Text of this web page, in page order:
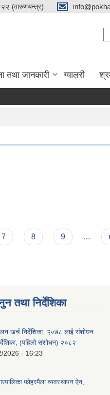
(वारुणयन्त्र)
तथा जानकारी ग्यालरी
7 8 9 …
तथा निर्देशिका
खर्च निर्देशिका, २०७८ लाई संशोधन
(पहिलो संशोधन) २०८२
2026 - 16:23
फोहरमैला व्यवस्थापन ऐन,